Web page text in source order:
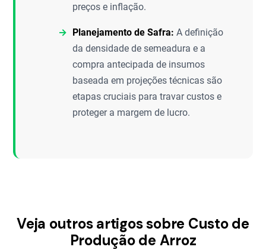
preços e inflação.
Planejamento de Safra: A definição
da densidade de semeadura e a
compra antecipada de insumos
baseada em projeções técnicas são
etapas cruciais para travar custos e
proteger a margem de lucro.
Veja outros artigos sobre Custo de
Produção de Arroz